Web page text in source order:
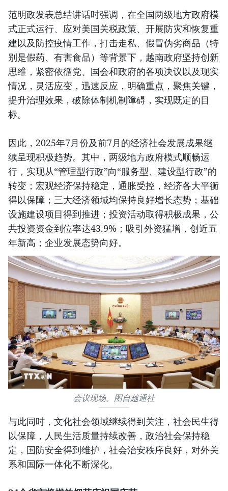
范明政发表总结讲话时强调，在全国两级地方政府模
式正式运行、应对美国关税政策、开展防灾和恢复重
建以及防控疫情工作，打击走私、假冒伪劣商品（特
别是假药、有害食品）等背景下，越南政府坚持创新
思维，紧密依循党、国会和政府的各项决议以及现实
情况，灵活应变，迅速反应，明确重点，聚焦关键，
提升治理效果，破除体制机制障碍，实现既定的目
标。
因此，2025年7月份及前7月的经济社会发展成果继
续呈现积极趋势。其中，两级地方政府模式顺畅运
行，实现从“管理型行政”向“服务型、建设型行政”的
转变；宏观经济保持稳定，通胀受控，经济各大平衡
得以保障；三大经济领域均保持良好增长态势；基础
设施建设项目得到推进；投资活动取得积极成果，公
共投资资金到位率达43.9%；吸引外资猛增，创近五
年新高；企业发展态势向好。
会议现场。图自越通社
与此同时，文化社会领域继续得到关注，社会民生得
以保障，人民生活质量持续改善，政治社会保持稳
定，国防安全得到维护，社会治安秩序良好，对外关
系和国际一体化不断深化。